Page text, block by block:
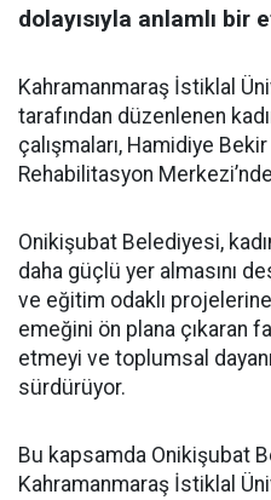
dolayısıyla anlamlı
Kahramanmaraş İstiklal
tarafından düzenlenen
çalışmaları, Hamidiye
Rehabilitasyon
Onikişubat Belediyesi,
daha güçlü yer almasını
ve eğitim odaklı
emeğini ön plana çıkaran
etmeyi ve toplumsal
sürdürüyor.
Bu kapsamda Onikişubat
Kahramanmaraş İstiklal